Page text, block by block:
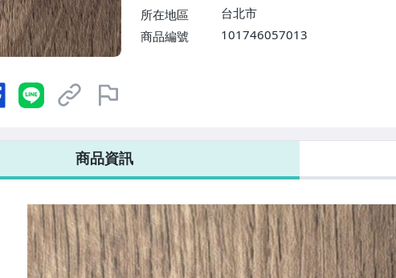
所在地區
台北市
商品編號
101746057013
商品資訊